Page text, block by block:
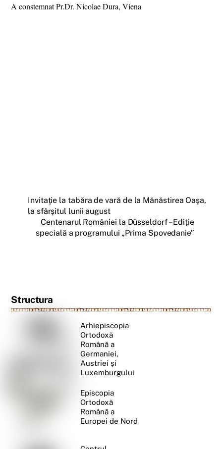
A constemnat Pr.Dr. Nicolae Dura, Viena
Invitaţie la tabăra de vară de la Mănăstirea Oaşa,
la sfârşitul lunii august
Centenarul României la Düsseldorf – Ediție
specială a programului „Prima Spovedanie”
Structura
Arhiepiscopia
Ortodoxă
Română a
Germaniei,
Austriei și
Luxemburgului
Episcopia
Ortodoxă
Română a
Europei de Nord